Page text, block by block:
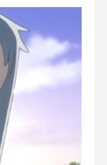
・感想
の反応・感想
想
韓国人「韓国サッカー協会が行った国際試合の性的接待の全容がこちら…」→「完全に買収してる…（ﾌﾞﾙﾌﾞﾙ」＝韓国の反応